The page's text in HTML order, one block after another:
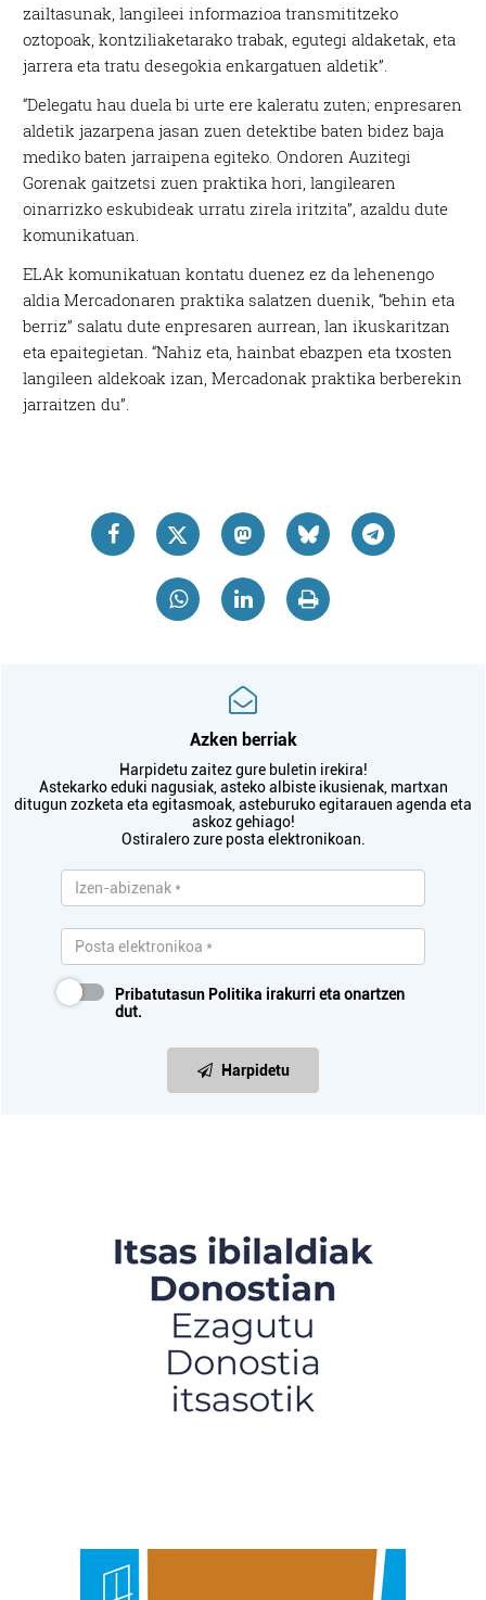
zailtasunak, langileei informazioa transmititzeko
oztopoak, kontziliaketarako trabak, egutegi aldaketak, eta
jarrera eta tratu desegokia enkargatuen aldetik”.
“Delegatu hau duela bi urte ere kaleratu zuten; enpresaren
aldetik jazarpena jasan zuen detektibe baten bidez baja
mediko baten jarraipena egiteko. Ondoren Auzitegi
Gorenak gaitzetsi zuen praktika hori, langilearen
oinarrizko eskubideak urratu zirela iritzita”, azaldu dute
komunikatuan.
ELAk komunikatuan kontatu duenez ez da lehenengo
aldia Mercadonaren praktika salatzen duenik, “behin eta
berriz” salatu dute enpresaren aurrean, lan ikuskaritzan
eta epaitegietan. “Nahiz eta, hainbat ebazpen eta txosten
langileen aldekoak izan, Mercadonak praktika berberekin
jarraitzen du”.
Azken berriak
Harpidetu zaitez gure buletin irekira!
Astekarko eduki nagusiak, asteko albiste ikusienak, martxan
ditugun zozketa eta egitasmoak, asteburuko egitarauen agenda eta
askoz gehiago!
Ostiralero zure posta elektronikoan.
Pribatutasun Politika irakurri eta onartzen
dut.
Harpidetu